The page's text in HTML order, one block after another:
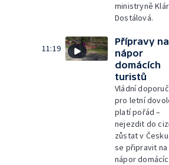
ministryně
Dostálová.
11:19
Přípravy na
nápor
domácích
turistů
Vládní
pro letní
platí pořád –
nejezdit do
zůstat v
se připravit na
nápor